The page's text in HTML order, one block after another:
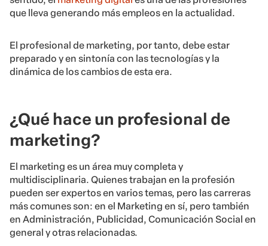
que lleva generando más empleos en la actualidad.
El profesional de marketing, por tanto, debe estar
preparado y en sintonía con las tecnologías y la
dinámica de los cambios de esta era.
¿Qué hace un profesional de
marketing?
El marketing es un área muy completa y
multidisciplinaria. Quienes trabajan en la profesión
pueden ser expertos en varios temas, pero las carreras
más comunes son: en el Marketing en sí, pero también
en Administración, Publicidad, Comunicación Social en
general y otras relacionadas.